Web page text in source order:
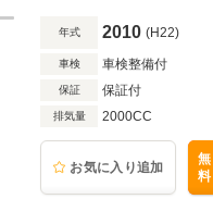
年式 2010 (H22)
車検 車検整備付
保証 保証付
排気量 2000CC
お気に入り追加
無
料